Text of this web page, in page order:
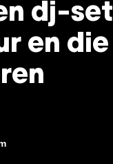
dj-set
en die